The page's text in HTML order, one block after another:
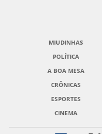
MIUDINHAS
POLÍTICA
A BOA MESA
CRÔNICAS
ESPORTES
CINEMA